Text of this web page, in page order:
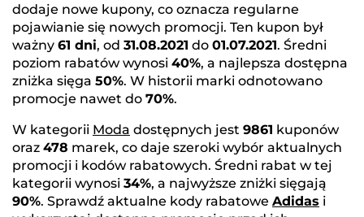
dodaje nowe kupony, co oznacza regularne
pojawianie się nowych promocji. Ten kupon był
ważny 61 dni, od 31.08.2021 do 01.07.2021. Średni
poziom rabatów wynosi 40%, a najlepsza dostępna
zniżka sięga 50%. W historii marki odnotowano
promocje nawet do 70%.
W kategorii Moda dostępnych jest 9861 kuponów
oraz 478 marek, co daje szeroki wybór aktualnych
promocji i kodów rabatowych. Średni rabat w tej
kategorii wynosi 34%, a najwyższe zniżki sięgają
90%. Sprawdź aktualne kody rabatowe Adidas i